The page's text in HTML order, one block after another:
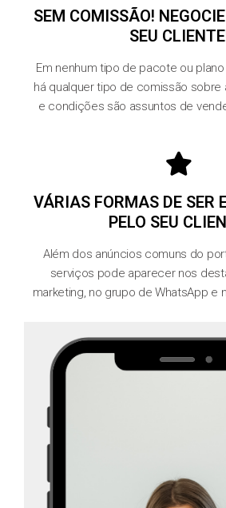
SEM COMISSÃO!
SEU
Em nenhum tipo de pacote ou
há qualquer tipo de comissão sobre
e condições são assuntos de
VÁRIAS FORMAS DE SER
PELO SEU
Além dos anúncios comuns do
serviços pode aparecer nos
marketing, no grupo de WhatsApp e